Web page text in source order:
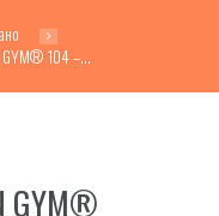
GYM® 104 –...
GYM®